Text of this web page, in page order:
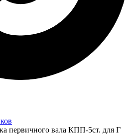
первичного вала КПП-5ст. для Г